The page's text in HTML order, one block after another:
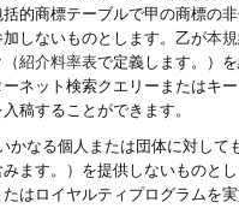
的商標テーブルで甲の商標の
しないものとします。乙が本
紹介料率表で定義します。）
ネット検索クエリーまたはキ
稿することができます。
かなる個人または団体に対し
ます。）を提供しないものと
はロイヤルティプログラムを